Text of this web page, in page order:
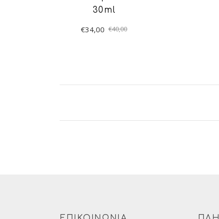
30ml
€40,00
€34,00